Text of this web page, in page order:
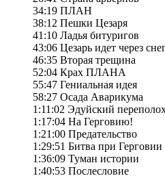
34:19 ПЛАН
38:12 Пешки Цезаря
41:10 Ладья битуригов
43:06 Цезарь идет через
46:35 Вторая трещина
52:04 Крах ПЛАНА
55:47 Гениальная идея
58:27 Осада Аварикума
1:11:02 Эдуйский
1:17:04 На Герговию!
1:21:00 Предательство
1:29:51 Битва при Герговии
1:36:09 Туман истории
1:40:53 Послесловие